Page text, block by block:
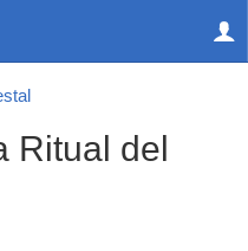
Ritual del